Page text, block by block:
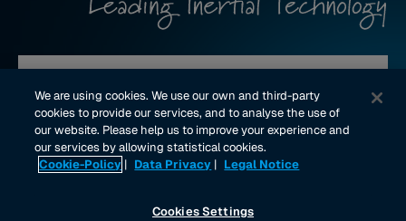
youtube Linklinkedin Link
Datenschutz
We are using cookies. We use our own and third-party
cookies to provide our services, and to analyse the use of
our website. Please help us to improve your experience and
our services by allowing statistical cookies.
Cookie-Policy | Data Privacy | Legal Notice
Cookies Settings